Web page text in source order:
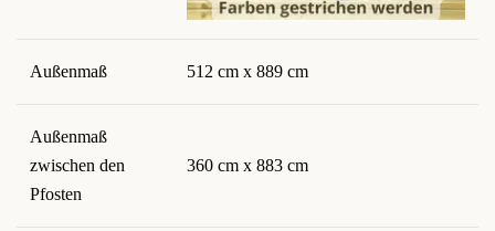
Außenmaß 512 cm x 889 cm
Außenmaß
zwischen den
Pfosten
360 cm x 883 cm